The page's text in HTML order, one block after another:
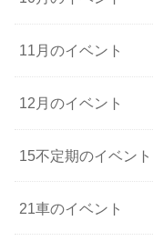
11月のイベント
12月のイベント
15不定期のイベント
21車のイベント